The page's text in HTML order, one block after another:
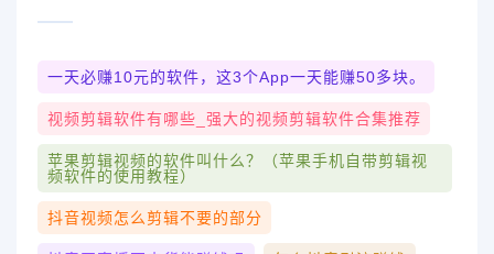
一天必赚10元的软件，这3个app一天能赚50多块。
视频剪辑软件有哪些_强大的视频剪辑软件合集推荐
苹果剪辑视频的软件叫什么？（苹果手机自带剪辑视
频软件的使用教程）
抖音视频怎么剪辑不要的部分